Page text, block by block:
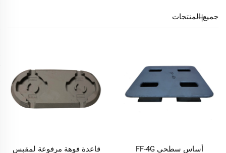
جميع المنتجات
أساس سطحي FF-4G
قاعدة فوهة مرفوعة لمقبس